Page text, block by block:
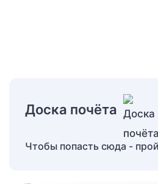
Доска почёта
Чтобы попасть сюда -